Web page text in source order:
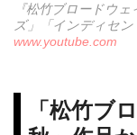
『松竹ブロードウ
ズ」「インディセ
www.youtube.com
「松竹ブ